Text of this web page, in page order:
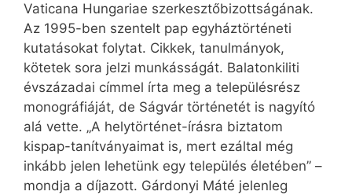
Vaticana Hungariae szerkesztőbizottságának.
Az 1995-ben szentelt pap egyháztörténeti
kutatásokat folytat. Cikkek, tanulmányok,
kötetek sora jelzi munkásságát. Balatonkiliti
évszázadai címmel írta meg a településrész
monográfiáját, de Ságvár történetét is nagyító
alá vette. „A helytörténet-írásra biztatom
kispap-tanítványaimat is, mert ezáltal még
inkább jelen lehetünk egy település életében” –
mondja a díjazott. Gárdonyi Máté jelenleg